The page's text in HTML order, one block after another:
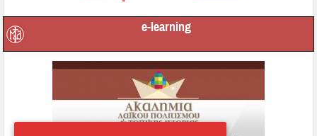
e-learning